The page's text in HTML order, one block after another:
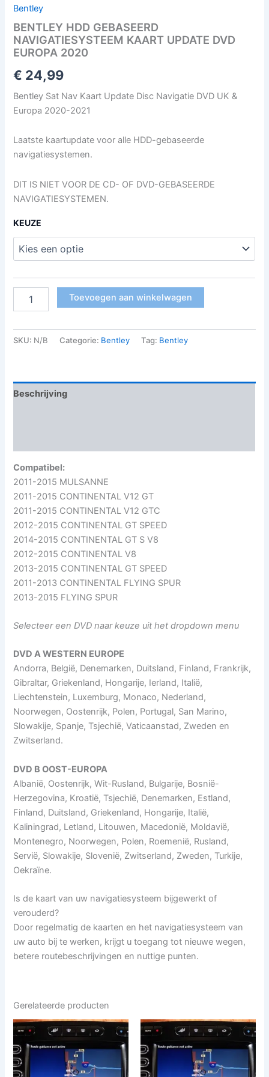
Bentley
BENTLEY HDD GEBASEERD
NAVIGATIESYSTEEM KAART UPDATE DVD
EUROPA 2020
€ 24,99
Bentley Sat Nav Kaart Update Disc Navigatie DVD UK &
Europa 2020-2021
Laatste kaartupdate voor alle HDD-gebaseerde
navigatiesystemen.
DIT IS NIET VOOR DE CD- OF DVD-GEBASEERDE
NAVIGATIESYSTEMEN.
KEUZE
Toevoegen aan winkelwagen
SKU: N/B Categorie: Bentley Tag: Bentley
Beschrijving
Compatibel:
2011-2015 MULSANNE
2011-2015 CONTINENTAL V12 GT
2011-2015 CONTINENTAL V12 GTC
2012-2015 CONTINENTAL GT SPEED
2014-2015 CONTINENTAL GT S V8
2012-2015 CONTINENTAL V8
2013-2015 CONTINENTAL GT SPEED
2011-2013 CONTINENTAL FLYING SPUR
2013-2015 FLYING SPUR
Selecteer een DVD naar keuze uit het dropdown menu
DVD A WESTERN EUROPE
Andorra, België, Denemarken, Duitsland, Finland, Frankrijk,
Gibraltar, Griekenland, Hongarije, Ierland, Italië,
Liechtenstein, Luxemburg, Monaco, Nederland,
Noorwegen, Oostenrijk, Polen, Portugal, San Marino,
Slowakije, Spanje, Tsjechië, Vaticaanstad, Zweden en
Zwitserland.
DVD B OOST-EUROPA
Albanië, Oostenrijk, Wit-Rusland, Bulgarije, Bosnië-
Herzegovina, Kroatië, Tsjechië, Denemarken, Estland,
Finland, Duitsland, Griekenland, Hongarije, Italië,
Kaliningrad, Letland, Litouwen, Macedonië, Moldavië,
Montenegro, Noorwegen, Polen, Roemenië, Rusland,
Servië, Slowakije, Slovenië, Zwitserland, Zweden, Turkije,
Oekraïne.
Is de kaart van uw navigatiesysteem bijgewerkt of
verouderd?
Door regelmatig de kaarten en het navigatiesysteem van
uw auto bij te werken, krijgt u toegang tot nieuwe wegen,
betere routebeschrijvingen en nuttige punten.
Gerelateerde producten
Dit
product
heeft
meerdere
Prijsklasse:
€ 9,99
€ 19,99
Dit
heeft